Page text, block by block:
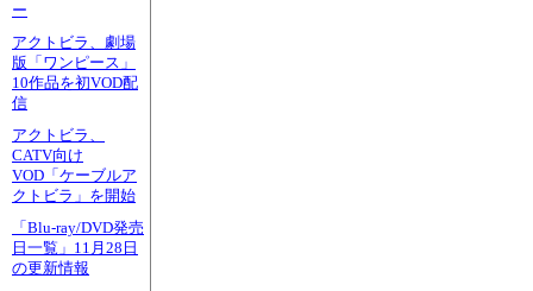
ー
アクトビラ、劇場
版「ワンピース」
10作品を初VOD配
信
アクトビラ、
CATV向け
VOD「ケーブルア
クトビラ」を開始
「Blu-ray/DVD発売
日一覧」11月28日
の更新情報